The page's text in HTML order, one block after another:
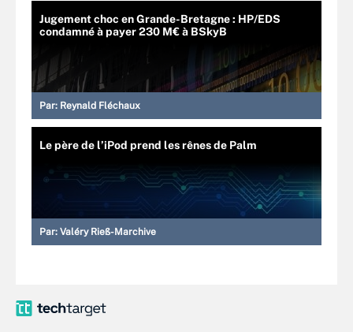
Jugement choc en Grande-Bretagne : HP/EDS
condamné à payer 230 M€ à BSkyB
Par: Reynald Fléchaux
Le père de l’iPod prend les rênes de Palm
Par: Valéry Rieß-Marchive